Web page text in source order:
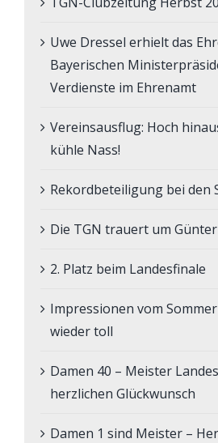
Uwe Dressel erhielt das
Bayerischen
Verdienste im Ehrenamt
Vereinsausflug: Hoch
kühle Nass!
Rekordbeteiligung bei den
Die TGN trauert um
2. Platz beim Landesfinale
Impressionen vom
wieder toll
Damen 40 – Meister
herzlichen Glückwunsch
Damen 1 sind Meister –